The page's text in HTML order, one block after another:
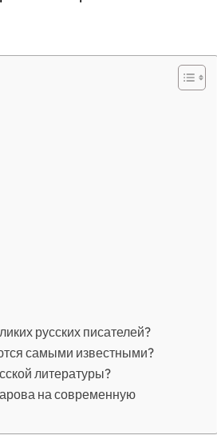
русских писателей?
самыми известными?
литературы?
на современную